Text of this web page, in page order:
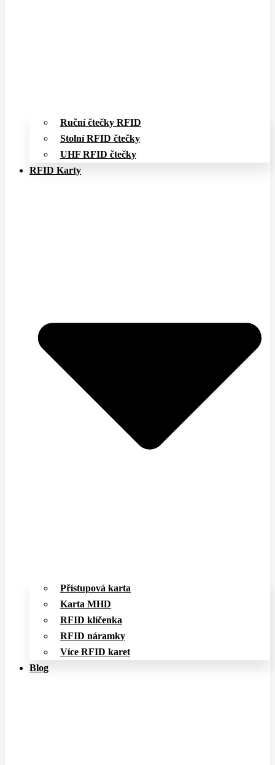
Ruční čtečky RFID
Stolní RFID čtečky
UHF RFID čtečky
RFID Karty
Přístupová karta
Karta MHD
RFID klíčenka
RFID náramky
Více RFID karet
Blog